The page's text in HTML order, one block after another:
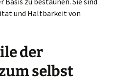
und Haltbarkeit von
der
selbst